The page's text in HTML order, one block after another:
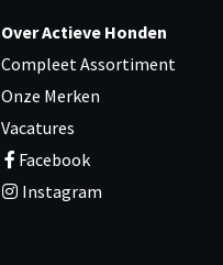
Over Actieve Honden
Compleet Assortiment
Onze Merken
Vacatures
Facebook
Instagram